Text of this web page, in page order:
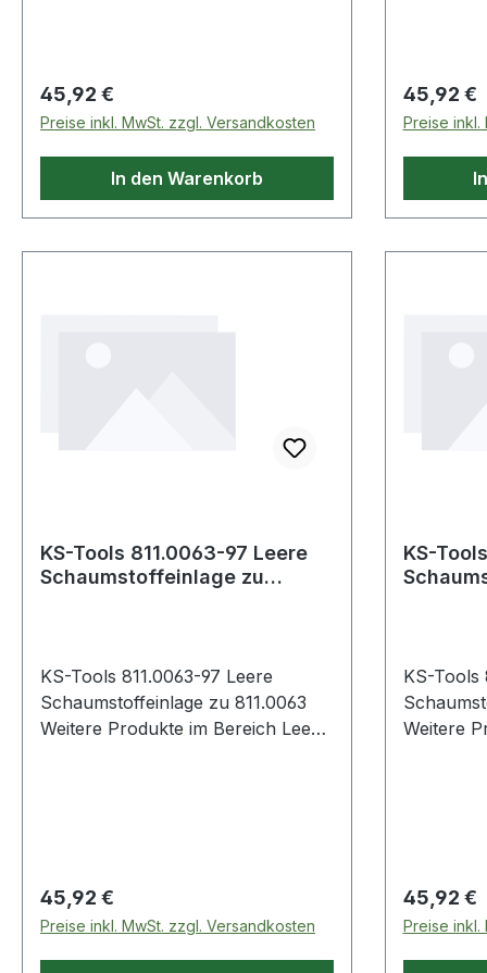
Regulärer Preis:
45,92 €
Preise inkl. MwSt. zzgl. Versandkosten
In den Warenkorb
Regulärer
45,92 €
Preise inkl.
KS-Tools 811.0063-97 Leere
Schaumstoffeinlage zu
KS-Tools 811.0063-97 Leere
Schaumstoffeinlage zu 811.0063
Weitere Produkte im Bereich Leere
Regulärer Preis:
45,92 €
Preise inkl. MwSt. zzgl. Versandkosten
KS-
KS-Tools
Weitere
Regulärer
45,92 €
Preise inkl.